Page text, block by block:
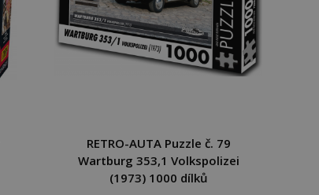
RETRO-AUTA Puzzle č. 79
Wartburg 353,1 Volkspolizei
(1973) 1000 dílků